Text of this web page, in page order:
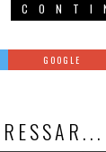
GOOGLE